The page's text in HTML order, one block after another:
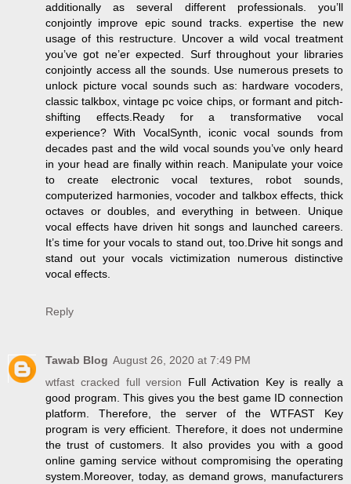
additionally as several different professionals. you’ll
conjointly improve epic sound tracks. expertise the new
usage of this restructure. Uncover a wild vocal treatment
you’ve got ne’er expected. Surf throughout your libraries
conjointly access all the sounds. Use numerous presets to
unlock picture vocal sounds such as: hardware vocoders,
classic talkbox, vintage pc voice chips, or formant and pitch-
shifting effects.Ready for a transformative vocal
experience? With VocalSynth, iconic vocal sounds from
decades past and the wild vocal sounds you’ve only heard
in your head are finally within reach. Manipulate your voice
to create electronic vocal textures, robot sounds,
computerized harmonies, vocoder and talkbox effects, thick
octaves or doubles, and everything in between. Unique
vocal effects have driven hit songs and launched careers.
It’s time for your vocals to stand out, too.Drive hit songs and
stand out your vocals victimization numerous distinctive
vocal effects.
Reply
Tawab Blog August 26, 2020 at 7:49 PM
wtfast cracked full version Full Activation Key is really a
good program. This gives you the best game ID connection
platform. Therefore, the server of the WTFAST Key
program is very efficient. Therefore, it does not undermine
the trust of customers. It also provides you with a good
online gaming service without compromising the operating
system.Moreover, today, as demand grows, manufacturers